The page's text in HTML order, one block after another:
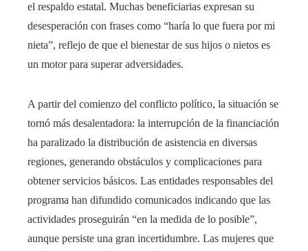
el respaldo estatal. Muchas beneficiarias expresan su
desesperación con frases como “haría lo que fuera por mi
nieta”, reflejo de que el bienestar de sus hijos o nietos es
un motor para superar adversidades.
A partir del comienzo del conflicto político, la situación se
tornó más desalentadora: la interrupción de la financiación
ha paralizado la distribución de asistencia en diversas
regiones, generando obstáculos y complicaciones para
obtener servicios básicos. Las entidades responsables del
programa han difundido comunicados indicando que las
actividades proseguirán “en la medida de lo posible”,
aunque persiste una gran incertidumbre. Las mujeres que